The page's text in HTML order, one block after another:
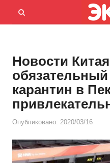
Menu
Открыть
Новости
карантин в
Опубликовано: 2020/03/16